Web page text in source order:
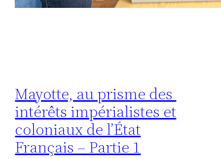
Mayotte, au prisme des
intérêts impérialistes et
coloniaux de l’État
Français – Partie 1